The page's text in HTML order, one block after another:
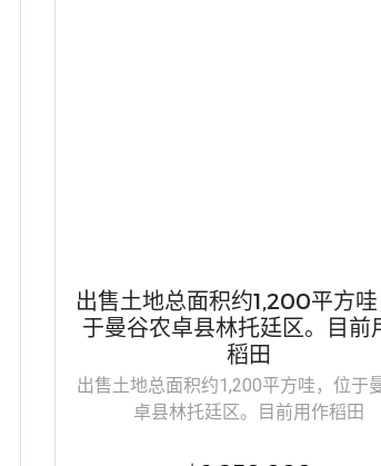
出售土地总面积约1,200平方
于曼谷农卓县林托廷区。目前
稻田
出售土地总面积约1,200平方哇，位于
卓县林托廷区。目前用作稻田